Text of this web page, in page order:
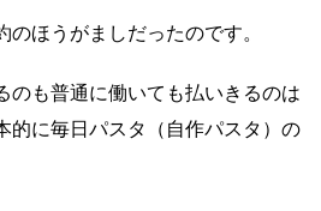
ほうがましだったのです。
のも普通に働いても払いきるのは
的に毎日パスタ（自作パスタ）の